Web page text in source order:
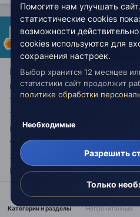
бесстрастный
Опубликовано:25
Потом у что эволюционный
планете Земля физический
течении 777 воплощений на
третьего измерения в
психофизической Личности
утверждают Учителя
Земли, что и отражено в
Мудрости" откуда и взята
Категории и разделы Непрочитанные
Помогите нам улучшать
статистические cookies
возможности
cookies используются для
сохранения настроек.
Выбор хранится 12 месяцев
статистики сайт продолжит
политике обработки
Необходимые
Разрешить
Только